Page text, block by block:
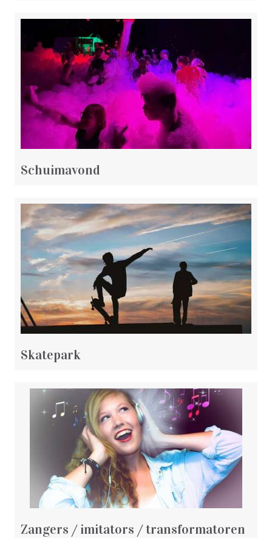
Schuimavond
Skatepark
Zangers / imitators / transformatoren